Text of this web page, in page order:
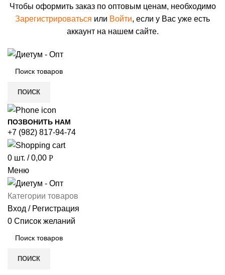
Чтобы оформить заказ по оптовым ценам, необходимо
Зарегистрироваться или Войти, если у Вас уже есть
аккаунт на нашем сайте.
ПОИСК
ПОЗВОНИТЬ НАМ
+7 (982) 817-94-74
0 шт. / 0,00 Р
Меню
Категории товаров
Вход / Регистрация
0 Список желаний
ПОИСК